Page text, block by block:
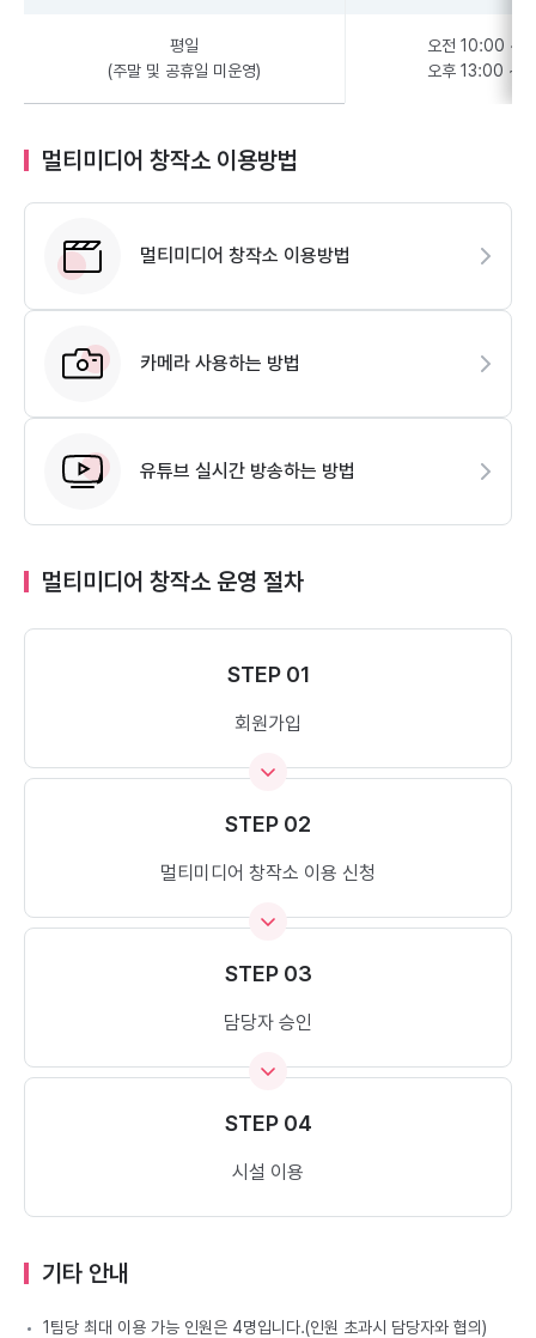
평일
(주말 및 공휴일 미운영)
오전 10:00 ~
오후 13:00 ~
멀티미디어 창작소 이용방법
멀티미디어 창작소 이용방법
카메라 사용하는 방법
유튜브 실시간 방송하는 방법
멀티미디어 창작소 운영 절차
STEP 01
회원가입
STEP 02
멀티미디어 창작소 이용 신청
STEP 03
담당자 승인
STEP 04
시설 이용
기타 안내
1팀당 최대 이용 가능 인원은 4명입니다.(인원 초과시 담당자와 협의)